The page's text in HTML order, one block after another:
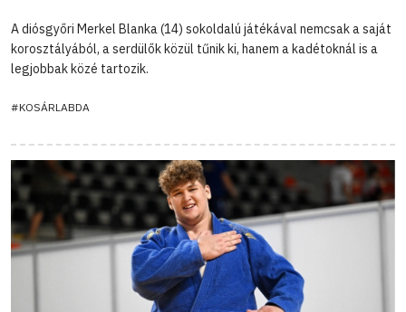
A diósgyőri Merkel Blanka (14) sokoldalú játékával nemcsak a saját
korosztályából, a serdülők közül tűnik ki, hanem a kadétoknál is a
legjobbak közé tartozik.
#KOSÁRLABDA